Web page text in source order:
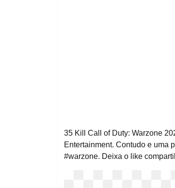
35 Kill Call of Duty: Warzone
Entertainment. Contudo e uma
#warzone. Deixa o like